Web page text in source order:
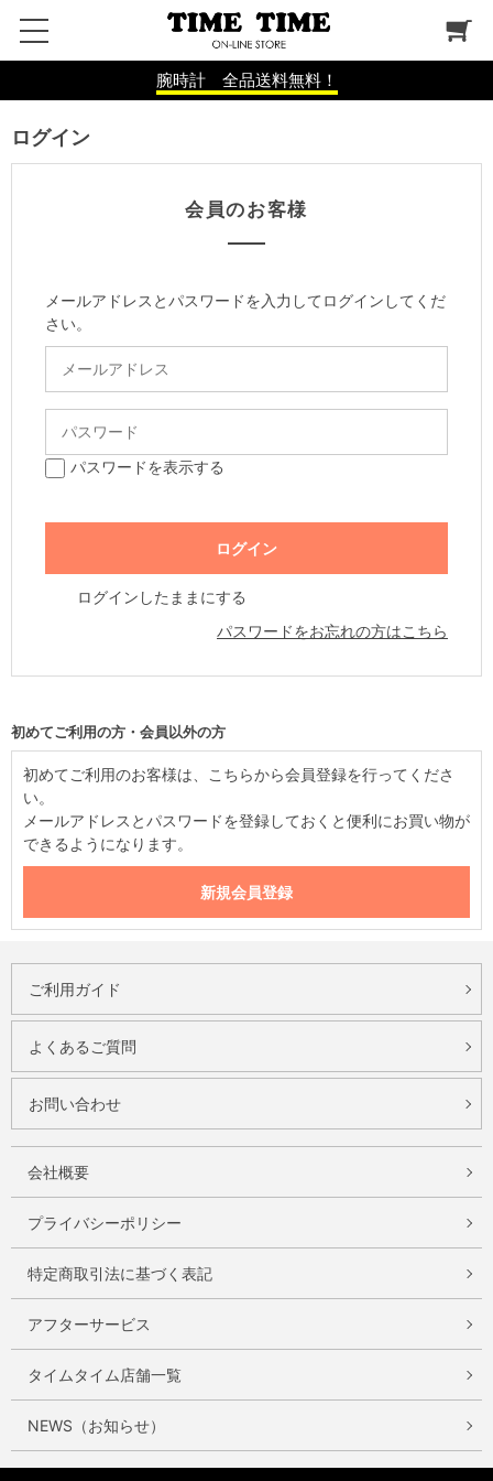
腕時計 全品送料無料！
ログイン
会員のお客様
メールアドレスとパスワードを入力してログインしてくだ
さい。
パスワードを表示する
ログインしたままにする
パスワードをお忘れの方はこちら
初めてご利用の方・会員以外の方
初めてご利用のお客様は、こちらから会員登録を行ってくださ
い。
メールアドレスとパスワードを登録しておくと便利にお買い物が
できるようになります。
ご利用ガイド
よくあるご質問
お問い合わせ
会社概要
プライバシーポリシー
特定商取引法に基づく表記
アフターサービス
タイムタイム店舗一覧
NEWS（お知らせ）